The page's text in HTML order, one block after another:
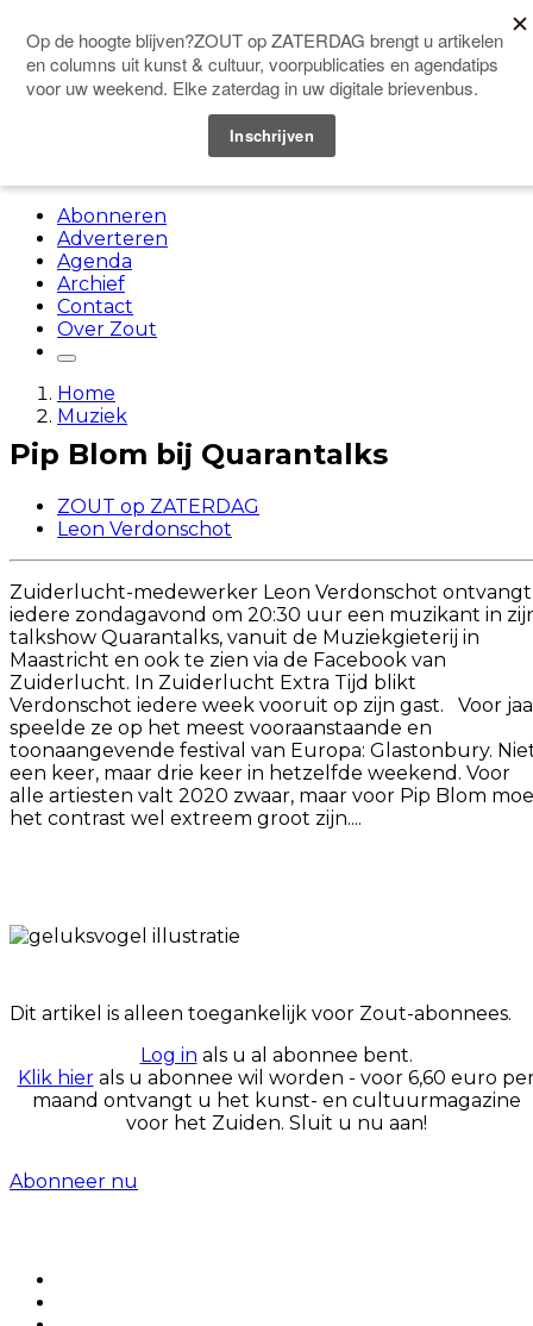
Doneer
Abonneren
Adverteren
Agenda
Archief
Contact
Over Zout
Home
Muziek
Pip Blom bij Quarantalks
ZOUT op ZATERDAG
Leon Verdonschot
Zuiderlucht-medewerker Leon Verdonschot ontvangt
iedere zondagavond om 20:30 uur een muzikant in
talkshow Quarantalks, vanuit de Muziekgieterij in
Maastricht en ook te zien via de Facebook van
Zuiderlucht. In Zuiderlucht Extra Tijd blikt
Verdonschot iedere week vooruit op zijn gast. Voor
speelde ze op het meest vooraanstaande en
toonaangevende festival van Europa: Glastonbury.
een keer, maar drie keer in hetzelfde weekend. Voor
alle artiesten valt 2020 zwaar, maar voor Pip Blom
het contrast wel extreem groot zijn....
Dit artikel is alleen toegankelijk voor Zout-abonnees.
Log in als u al abonnee bent.
Klik hierals u abonnee wil worden - voor 6,60 euro
maand ontvangt u het kunst- en cultuurmagazine
voor het Zuiden. Sluit u nu aan!
Abonneer nu